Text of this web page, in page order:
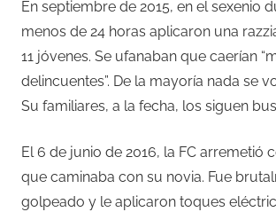
En septiembre de 2015, en el sexenio
menos de 24 horas aplicaron una
11 jóvenes. Se ufanaban que caerían
delincuentes”. De la mayoría nada se
Su familiares, a la fecha, los siguen
El 6 de junio de 2016, la FC arremetió
que caminaba con su novia. Fue
golpeado y le aplicaron toques